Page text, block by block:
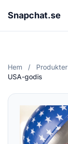
Snapchat.se
Hem / Produkter
USA-godis